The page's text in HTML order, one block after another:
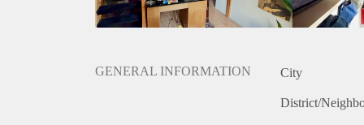
GENERAL INFORMATION City
District/